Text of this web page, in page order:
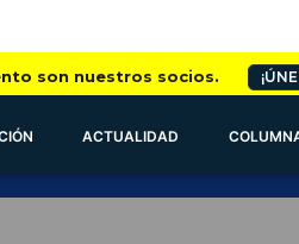
son nuestros socios.
ACTUALIDAD